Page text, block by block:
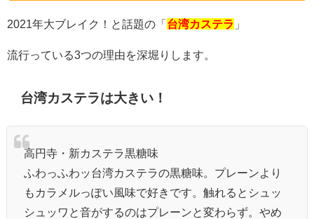
2021年大ブレイク！と話題の「 台湾カステラ 」
流行っている3つの理由を深堀りします。
台湾カステラは大きい！
高円寺・新カステラ黒糖味
ふわっふわッ台湾カステラの黒糖味。プレーンより
もカラメルっぽい風味で好きです。触れるとシュッ
シュッワと音がするのはプレーンと変わらず。やめ